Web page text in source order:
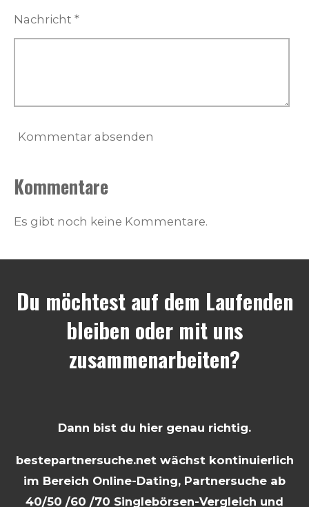
Nachricht *
Kommentar absenden
Kommentare
Es gibt noch keine Kommentare.
Du möchtest auf dem Laufenden
bleiben oder mit uns
zusammenarbeiten?
Dann bist du hier genau richtig.
bestepartnersuche.net wächst kontinuierlich
im Bereich Online-Dating, Partnersuche ab
40/50 /60 /70 Singlebörsen-Vergleich und